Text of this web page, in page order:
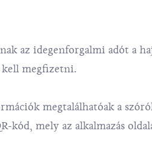
az idegenforgalmi adót a
kell megfizetni.
megtalálhatóak a
kód, mely az alkalmazás